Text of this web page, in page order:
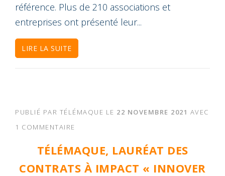
référence. Plus de 210 associations et
entreprises ont présenté leur...
LIRE LA SUITE
PUBLIÉ PAR TÉLÉMAQUE LE 22 NOVEMBRE 2021 AVEC
1 COMMENTAIRE
TÉLÉMAQUE, LAURÉAT DES
CONTRATS À IMPACT « INNOVER